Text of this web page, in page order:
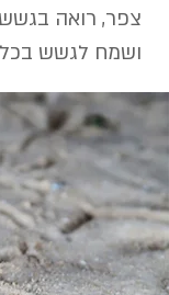
צפר, רואה
ושמח לגשש